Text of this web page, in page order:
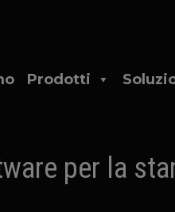
Prodotti
per la